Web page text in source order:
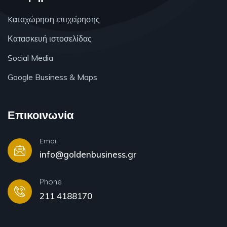
Kαταχώρηση επιχείρησης
Κατασκευή ιστοσελίδας
Social Media
Google Business & Maps
Επικοινωνία
Email
info@goldenbusiness.gr
Phone
211 4188170